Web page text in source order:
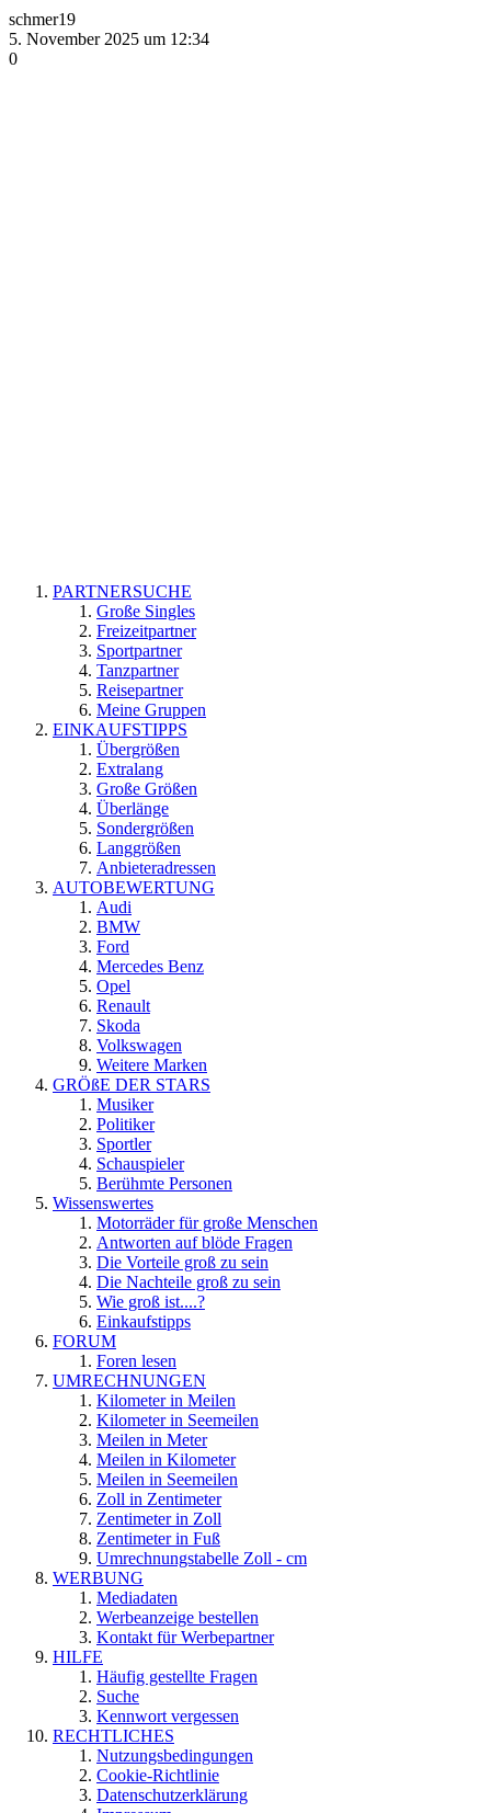
schmer19
5. November 2025 um 12:34
0
PARTNERSUCHE
Große Singles
Freizeitpartner
Sportpartner
Tanzpartner
Reisepartner
Meine Gruppen
EINKAUFSTIPPS
Übergrößen
Extralang
Große Größen
Überlänge
Sondergrößen
Langgrößen
Anbieteradressen
AUTOBEWERTUNG
Audi
BMW
Ford
Mercedes Benz
Opel
Renault
Skoda
Volkswagen
Weitere Marken
GRÖßE DER STARS
Musiker
Politiker
Sportler
Schauspieler
Berühmte Personen
Wissenswertes
Motorräder für große Menschen
Antworten auf blöde Fragen
Die Vorteile groß zu sein
Die Nachteile groß zu sein
Wie groß ist....?
Einkaufstipps
FORUM
Foren lesen
UMRECHNUNGEN
Kilometer in Meilen
Kilometer in Seemeilen
Meilen in Meter
Meilen in Kilometer
Meilen in Seemeilen
Zoll in Zentimeter
Zentimeter in Zoll
Zentimeter in Fuß
Umrechnungstabelle Zoll - cm
WERBUNG
Mediadaten
Werbeanzeige bestellen
Kontakt für Werbepartner
HILFE
Häufig gestellte Fragen
Suche
Kennwort vergessen
RECHTLICHES
Nutzungsbedingungen
Cookie-Richtlinie
Datenschutzerklärung